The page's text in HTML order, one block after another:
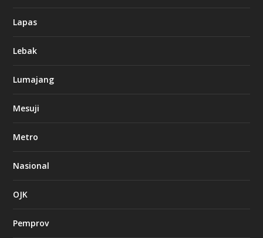
Lapas
Lebak
Lumajang
Mesuji
Metro
Nasional
OJK
Pemprov